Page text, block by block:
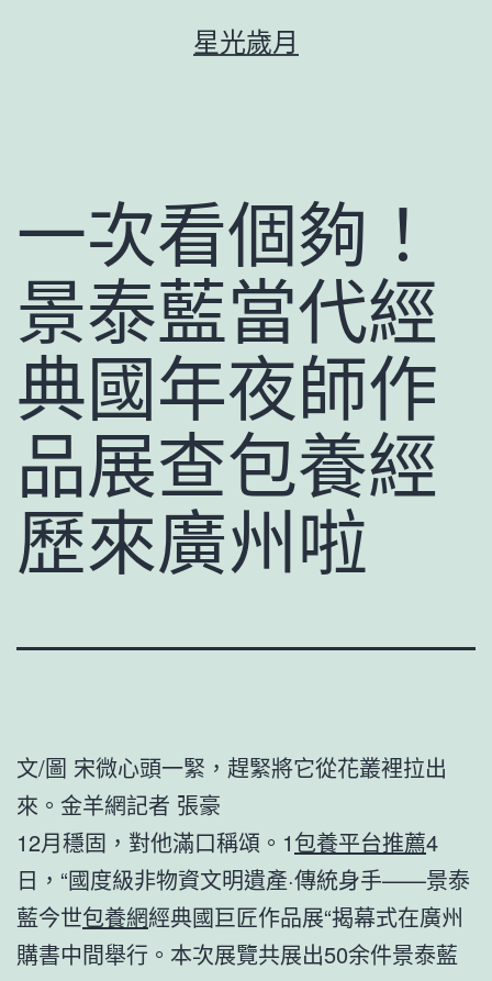
星光歲月
一次看個夠！
景泰藍當代經
典國年夜師作
品展查包養經
歷來廣州啦
文/圖 宋微心頭一緊，趕緊將它從花叢裡拉出
來。金羊網記者 張豪
12月穩固，對他滿口稱頌。1包養平台推薦4
日，“國度級非物資文明遺產·傳統身手——景泰
藍今世包養網經典國巨匠作品展“揭幕式在廣州
購書中間舉行。本次展覽共展出50余件景泰藍